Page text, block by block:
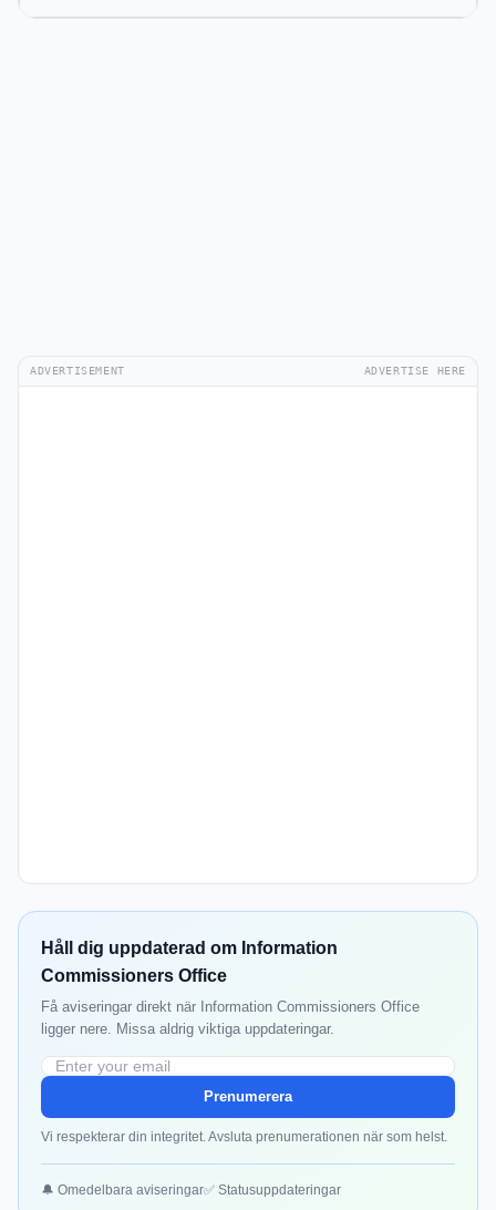
ADVERTISEMENT ADVERTISE HERE
Håll dig uppdaterad om Information
Commissioners Office
Få aviseringar direkt när Information Commissioners Office
ligger nere. Missa aldrig viktiga uppdateringar.
Prenumerera
Vi respekterar din integritet. Avsluta prenumerationen när som helst.
🔔 Omedelbara aviseringar✅ Statusuppdateringar